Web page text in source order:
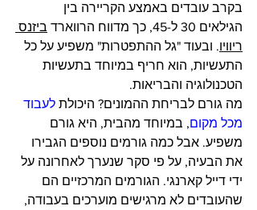
בקרב עובדים באמצע הקריירה בין
הגילאים 30 ל-45, כך מדווח הרווארד
ביזנס
ריוויו. ובעוד "גל ההתפטרות" משפיע על כל
התעשיות, הוא חריף במיוחד בתעשיות
הטכנולוגיה והבריאות.
מה גורם לבריחת ההמונים? היכולת לעבוד
מכל מקום, במיוחד מהבית, היא גורם
משפיע. אבל כמה גורמים נוספים הגבירו
את הבעיה, על פי סקר שנערך לאחרונה על
ידי דייל קארנגי. הגורמים המרכזיים הם
שהעובדים לא מרגישים מוערכים בעבודה,